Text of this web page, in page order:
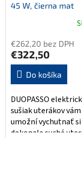
45 W, čierna mat
produktu
je
5,0
hviezdičiek.
€262,20 bez DPH
€322,50
Do košíka
DUOPASSO
sušiak uterákov vám
umožní vychutnať si
dokonale suché